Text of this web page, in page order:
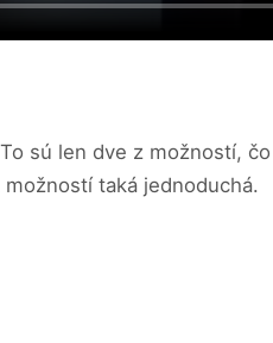
sú len dve z možností,
taká jednoduchá.